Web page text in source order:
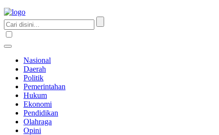
Nasional
Daerah
Politik
Pemerintahan
Hukum
Ekonomi
Pendidikan
Olahraga
Opini